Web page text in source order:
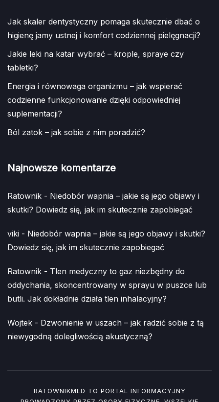
Jak skaler dentystyczny pomaga skutecznie dbać o
higienę jamy ustnej i komfort codziennej pielęgnacji?
Jakie leki na katar wybrać – krople, spraye czy
tabletki?
Energia i równowaga organizmu – jak wspierać
codzienne funkcjonowanie dzięki odpowiedniej
suplementacji?
Ból zatok – jak sobie z nim poradzić?
Najnowsze komentarze
Ratownik - Niedobór wapnia – jakie są jego objawy i
skutki? Dowiedz się, jak im skutecznie zapobiegać
viki - Niedobór wapnia – jakie są jego objawy i skutki?
Dowiedz się, jak im skutecznie zapobiegać
Ratownik - Tlen medyczny to gaz niezbędny do
oddychania, skoncentrowany w sprayu w puszce lub
butli. Jak dokładnie działa tlen inhalacyjny?
Wojtek - Dzwonienie w uszach – jak radzić sobie z tą
niewygodną dolegliwością akustyczną?
RATOWNIKMED TO PORTAL INFORMACYJNY